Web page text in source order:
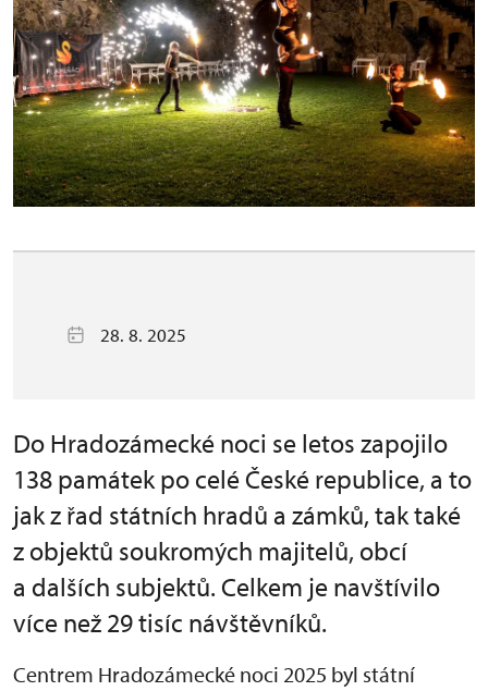
28. 8. 2025
Do Hradozámecké noci se letos zapojilo
138 památek po celé České republice, a to
jak z řad státních hradů a zámků, tak také
z objektů soukromých majitelů, obcí
a dalších subjektů. Celkem je navštívilo
více než 29 tisíc návštěvníků.
Centrem Hradozámecké noci 2025 byl státní